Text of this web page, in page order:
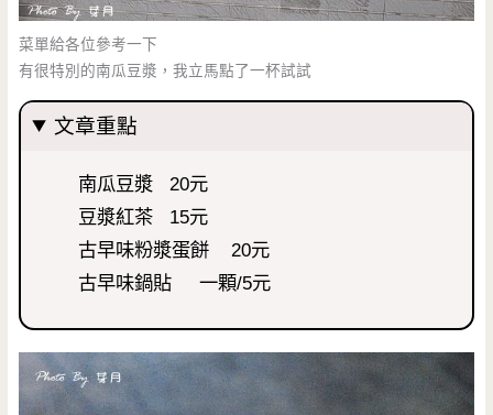
菜單給各位參考一下
有很特別的南瓜豆漿，我立馬點了一杯試試
文章重點
南瓜豆漿 20元
豆漿紅茶 15元
古早味粉漿蛋餅 20元
古早味鍋貼 一顆/5元